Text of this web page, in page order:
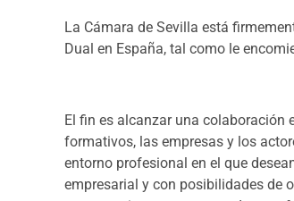
empresarial y con posibilidades de
que este sistema es capaz de
cualificado con una formación